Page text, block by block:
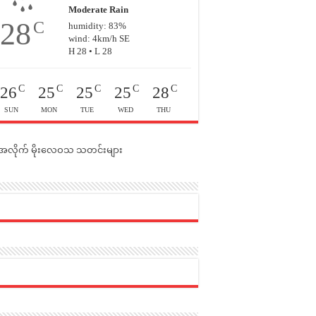
28C
Moderate Rain
humidity: 83%
wind: 4km/h SE
H 28 • L 28
26 C
SUN
25 C
MON
25 C
TUE
25 C
WED
28 C
THU
လိုက် မိုးလေဝသ သတင်းများ